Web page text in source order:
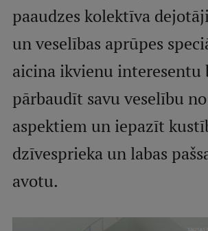
Maģistra studiju programmas
Doktorantūra
Rezidentūra
Uzņemšana
Praktiska informācija
Par RSU
paaudzes kolektīva
un veselības aprūpes
aicina ikvienu interesentu
pārbaudīt savu veselību
aspektiem un iepazīt
dzīvesprieka un labas
avotu.